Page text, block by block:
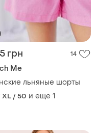
грн 14
Me
льняные шорты
XL / 50 и еще 1